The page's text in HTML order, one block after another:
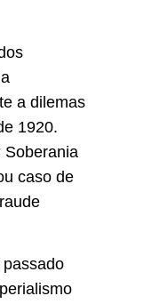
a dilemas
1920.
Soberania
caso de